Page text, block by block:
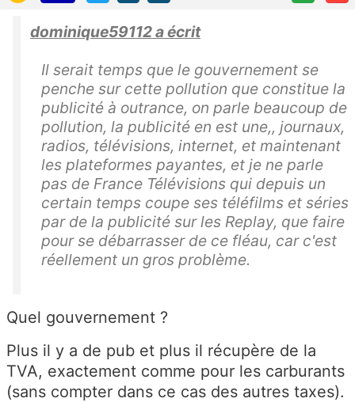
dominique59112 a écrit
Il serait temps que le gouvernement se
penche sur cette pollution que constitue la
publicité à outrance, on parle beaucoup de
pollution, la publicité en est une,, journaux,
radios, télévisions, internet, et maintenant
les plateformes payantes, et je ne parle
pas de France Télévisions qui depuis un
certain temps coupe ses téléfilms et séries
par de la publicité sur les Replay, que faire
pour se débarrasser de ce fléau, car c'est
réellement un gros problème.
Quel gouvernement ?
Plus il y a de pub et plus il récupère de la
TVA, exactement comme pour les carburants
(sans compter dans ce cas des autres taxes).